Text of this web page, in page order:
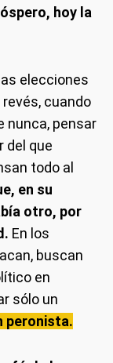
hoy la
elecciones
cuando
nunca, pensar
del que
todo al
en su
otro, por
En los
buscan
en
sólo un
peronista.